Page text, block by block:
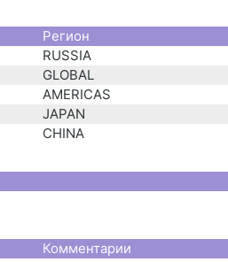
Регион
RUSSIA
GLOBAL
AMERICAS
JAPAN
CHINA
Комментарии